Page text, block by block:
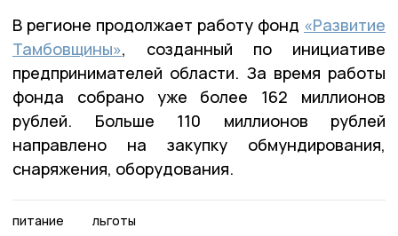
В регионе продолжает работу фонд «Развитие
Тамбовщины», созданный по инициативе
предпринимателей области. За время работы
фонда собрано уже более 162 миллионов
рублей. Больше 110 миллионов рублей
направлено на закупку обмундирования,
снаряжения, оборудования.
питание льготы